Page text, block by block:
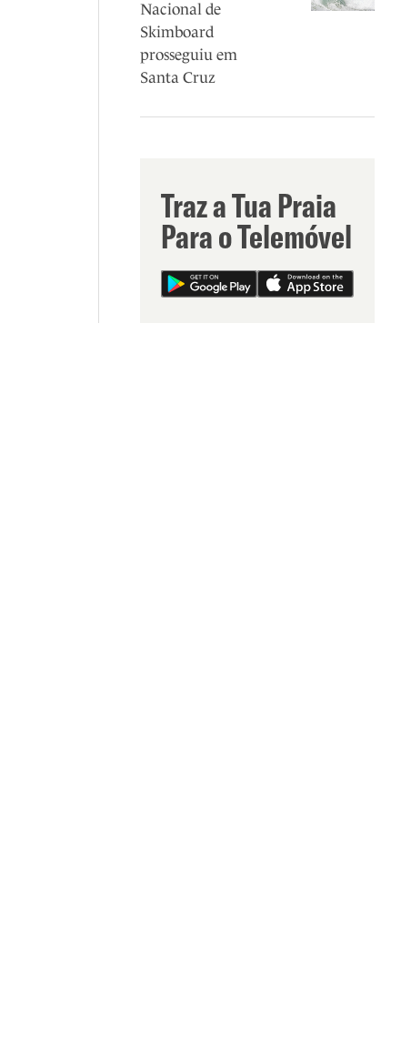
Nacional de
Skimboard
prosseguiu em
Santa Cruz
Traz a Tua Praia
Para o Telemóvel